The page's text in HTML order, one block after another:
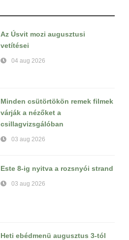
Az Úsvit mozi augusztusi
vetítései
04 aug 2026
Minden csütörtökön remek filmek
várják a nézőket a
csillagvizsgálóban
03 aug 2026
Este 8-ig nyitva a rozsnyói strand
03 aug 2026
Heti ebédmenü augusztus 3-tól